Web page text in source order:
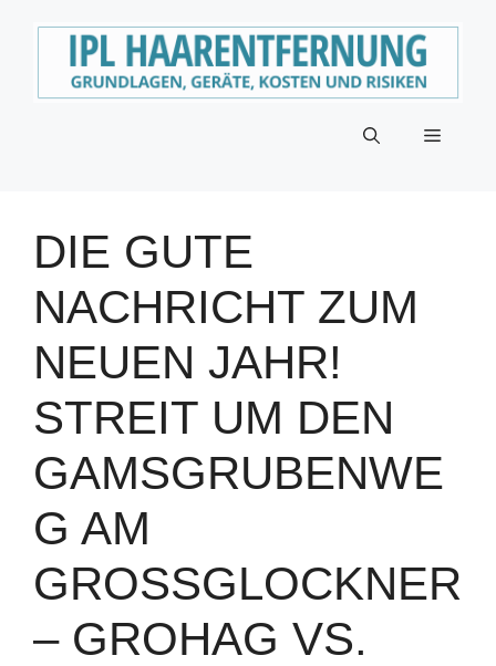
Menü
DIE GUTE
NACHRICHT ZUM
NEUEN JAHR!
STREIT UM DEN
GAMSGRUBENWE
G AM
GROSSGLOCKNER –
GROHAG VS. Ö